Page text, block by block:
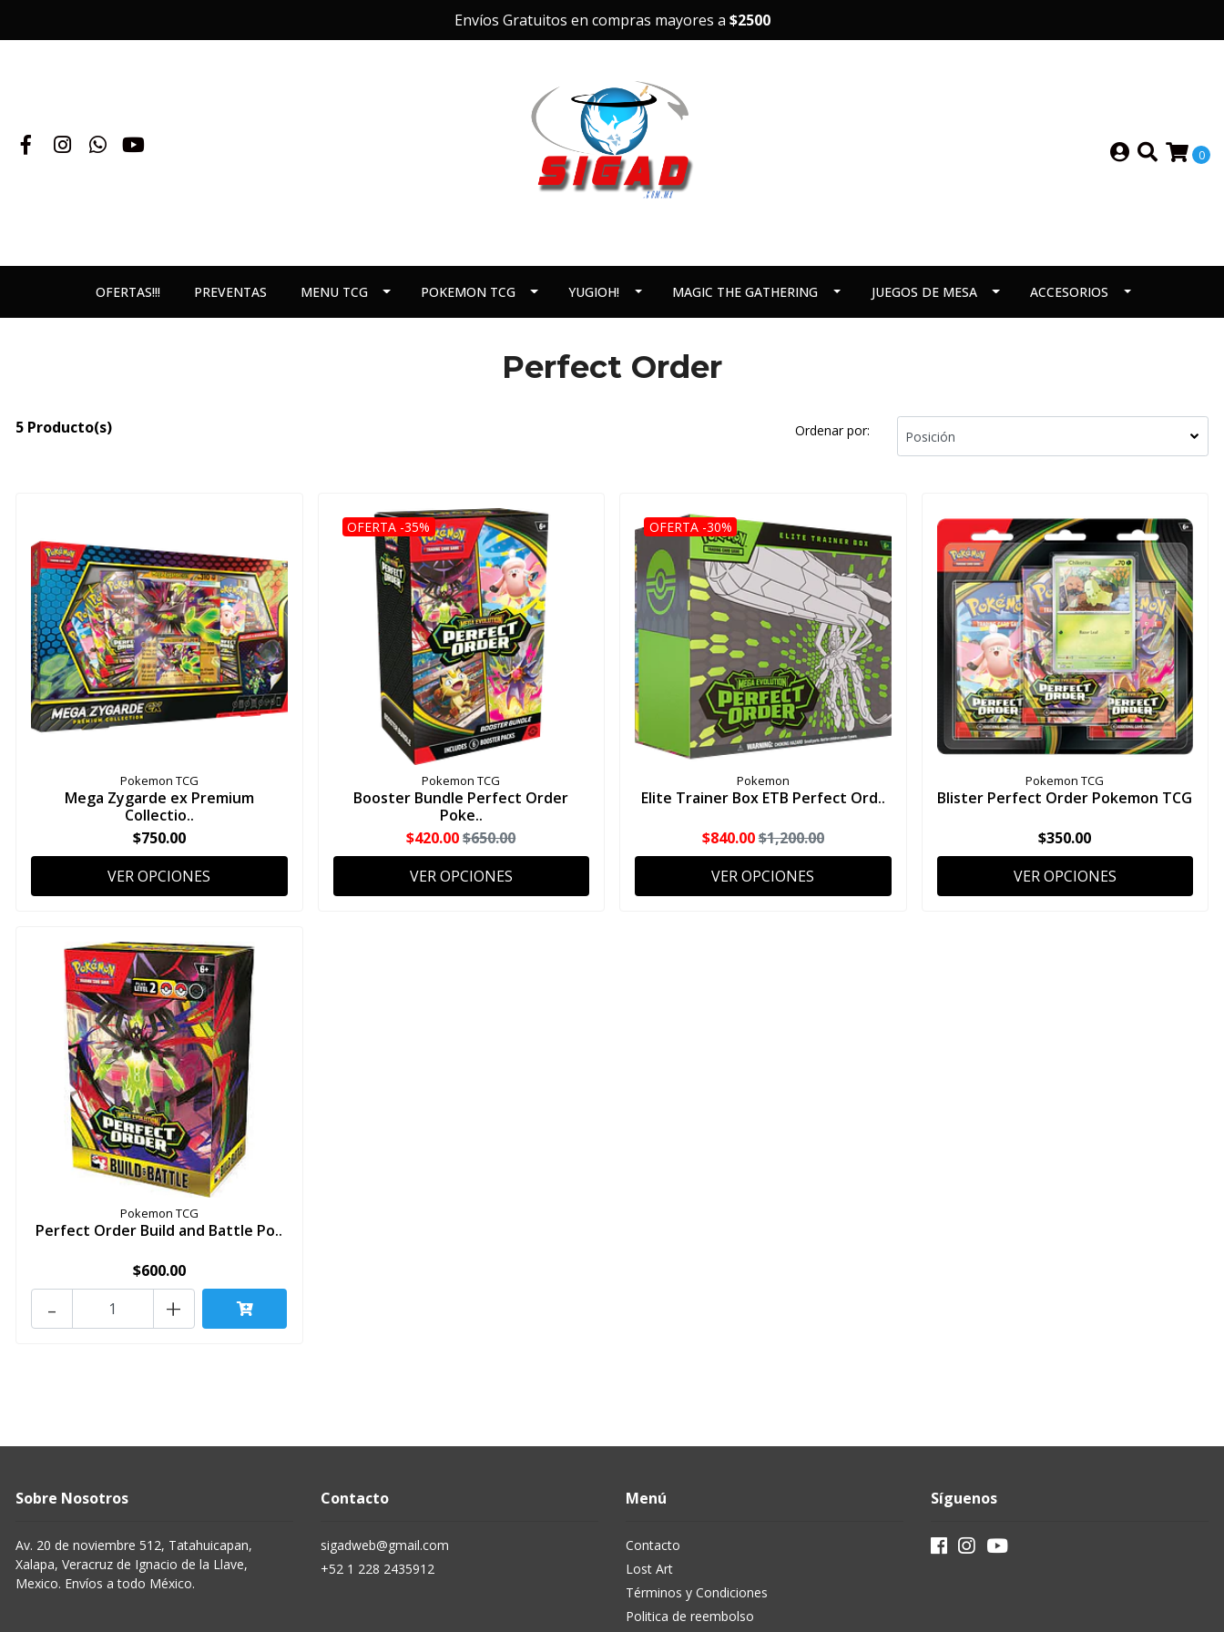
Envíos Gratuitos en compras mayores a $2500
0
OFERTAS!!! PREVENTAS MENU TCG POKEMON TCG YUGIOH! MAGIC THE GATHERING JUEGOS DE MESA ACCESORIOS
Perfect Order
5 Producto(s) Ordenar por:
Pokemon TCG
Mega Zygarde ex Premium
Collectio..
$750.00
VER OPCIONES
OFERTA -35%
Pokemon TCG
Booster Bundle Perfect Order
Poke..
$420.00$650.00
VER OPCIONES
OFERTA -30%
Pokemon
Elite Trainer Box ETB Perfect Ord..
$840.00$1,200.00
VER OPCIONES
Pokemon TCG
Blister Perfect Order Pokemon TCG
$350.00
VER OPCIONES
Pokemon TCG
Perfect Order Build and Battle Po..
$600.00
+
-
Sobre Nosotros
Av. 20 de noviembre 512, Tatahuicapan,
Xalapa, Veracruz de Ignacio de la Llave,
Mexico. Envíos a todo México.
Contacto
sigadweb@gmail.com
+52 1 228 2435912
Menú
Contacto
Lost Art
Términos y Condiciones
Politica de reembolso
Síguenos